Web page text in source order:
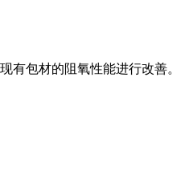
包材的阻氧性能进行改善。